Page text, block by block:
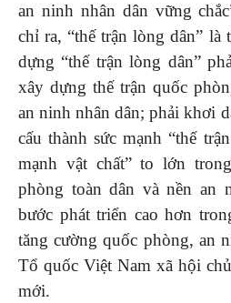
an ninh nhân dân vững
chỉ ra, “thế trận lòng dân” là
dựng “thế trận lòng dân”
xây dựng thế trận quốc
an ninh nhân dân; phải khơi
cấu thành sức mạnh “thế
mạnh vật chất” to lớn
phòng toàn dân và nền an
bước phát triển cao hơn
tăng cường quốc phòng, an
Tổ quốc Việt Nam xã hội
mới.